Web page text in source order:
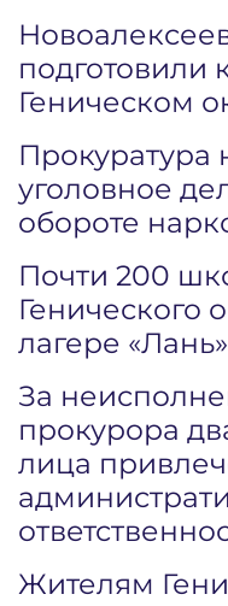
подготовили
Геническом
Прокуратура
уголовное
обороте
Почти 200
Генического
лагере
За
прокурора
лица
Жителям